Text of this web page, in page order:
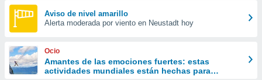
forma
digital
basada
Aviso de nivel amarillo
Alerta moderada por viento en Neustadt hoy
Ocio
Amantes de las emociones fuertes: estas
actividades mundiales están hechas para